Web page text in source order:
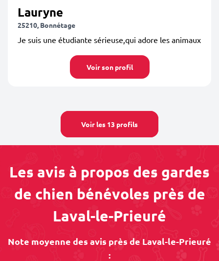
Lauryne
25210, Bonnétage
Je suis une étudiante sérieuse,qui adore les animaux
Voir son profil
Voir les 13 profils
Les avis à propos des gardes
de chien bénévoles près de
Laval-le-Prieuré
Note moyenne des avis près de Laval-le-Prieuré
: